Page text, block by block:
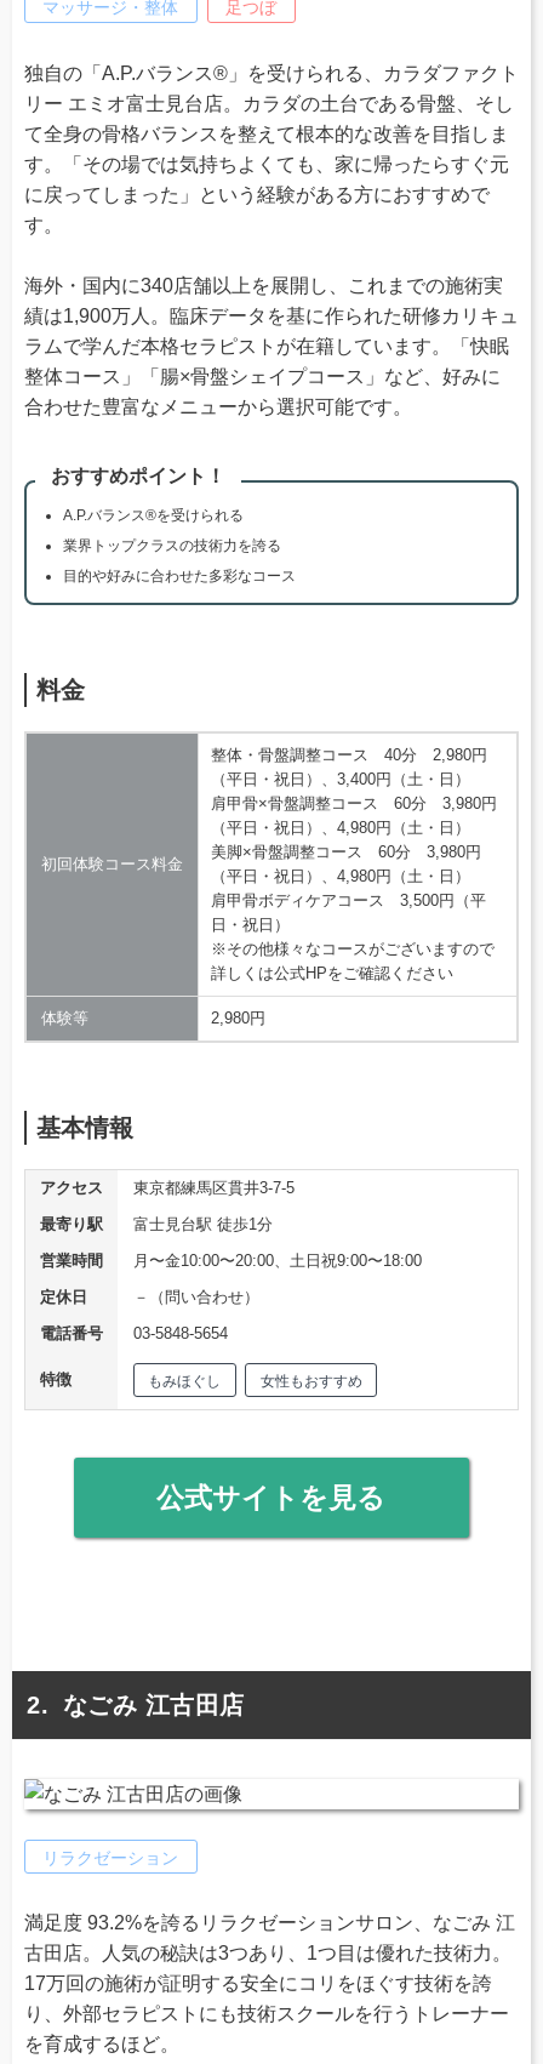
マッサージ・整体 足つぼ
独自の「A.P.バランス®」を受けられる、カラダファクト
リー エミオ富士見台店。カラダの土台である骨盤、そし
て全身の骨格バランスを整えて根本的な改善を目指しま
す。「その場では気持ちよくても、家に帰ったらすぐ元
に戻ってしまった」という経験がある方におすすめで
す。
海外・国内に340店舗以上を展開し、これまでの施術実
績は1,900万人。臨床データを基に作られた研修カリキュ
ラムで学んだ本格セラピストが在籍しています。「快眠
整体コース」「腸×骨盤シェイプコース」など、好みに
合わせた豊富なメニューから選択可能です。
おすすめポイント！
A.P.バランス®を受けられる
業界トップクラスの技術力を誇る
目的や好みに合わせた多彩なコース
料金
初回体験コース料金
整体・骨盤調整コース 40分 2,980円
（平日・祝日）、3,400円（土・日）
肩甲骨×骨盤調整コース 60分 3,980円
（平日・祝日）、4,980円（土・日）
美脚×骨盤調整コース 60分 3,980円
（平日・祝日）、4,980円（土・日）
肩甲骨ボディケアコース 3,500円（平
日・祝日）
※その他様々なコースがございますので
詳しくは公式HPをご確認ください
体験等 2,980円
基本情報
アクセス
東京都練馬区貫井3-7-5
最寄り駅
富士見台駅 徒歩1分
営業時間
月〜金10:00〜20:00、土日祝9:00〜18:00
定休日
－（問い合わせ）
電話番号
03-5848-5654
特徴 もみほぐし 女性もおすすめ
公式サイトを見る
なごみ 江古田店
リラクゼーション
満足度 93.2%を誇るリラクゼーションサロン、なごみ 江
古田店。人気の秘訣は3つあり、1つ目は優れた技術力。
17万回の施術が証明する安全にコリをほぐす技術を誇
り、外部セラピストにも技術スクールを行うトレーナー
を育成するほど。